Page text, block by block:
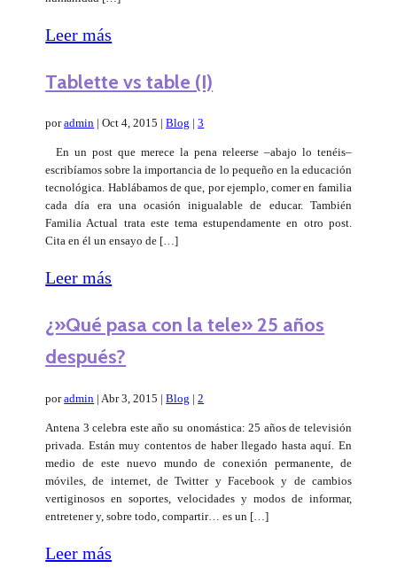
Leer más
Tablette vs table (I)
poradmin |Oct 4, 2015 |Blog |3
En un post que merece la pena releerse –abajo lo tenéis–
escribíamos sobre la importancia de lo pequeño en la educación
tecnológica. Hablábamos de que, por ejemplo, comer en familia
cada día era una ocasión inigualable de educar. También
Familia Actual trata este tema estupendamente en otro post.
Cita en él un ensayo de […]
Leer más
¿»Qué pasa con la tele» 25 años
después?
poradmin | Abr 3, 2015 |Blog |2
Antena 3 celebra este año su onomástica: 25 años de televisión
privada. Están muy contentos de haber llegado hasta aquí. En
medio de este nuevo mundo de conexión permanente, de
móviles, de internet, de Twitter y Facebook y de cambios
vertiginosos en soportes, velocidades y modos de informar,
entretener y, sobre todo, compartir… es un […]
Leer más